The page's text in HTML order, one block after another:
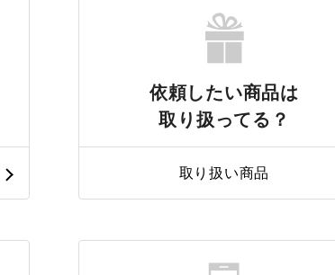
依頼したい商品は
取り扱ってる？
取り扱い商品